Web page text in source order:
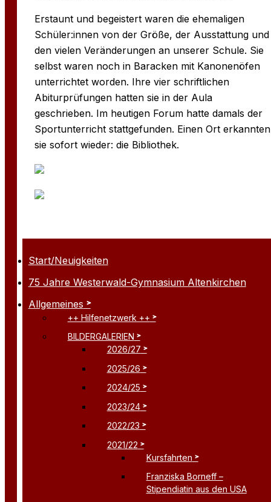
Start/Neuigkeiten
75 Jahre Westerwald-Gymnasium Altenkirchen
Allgemeines
++ Hilfenetzwerk ++
BILDERGALERIEN
2026/27
2025/26
2024/25
2023/24
2022/23
2021/22
Kursfahrten
Franziska Borneff –
Stipendiatin aus den USA
Erstaunt und begeistert waren die ehemaligen
Schüler:innen von der Größe, der Ausstattung und
den vielen Veränderungen an unserer Schule. Sie
selbst waren noch in Baracken mit Kanonenöfen
unterrichtet worden. Ihre vier schriftlichen
Abiturprüfungen hatten sie in der Aula
geschrieben. Im heutigen Forum hatte damals der
Sportunterricht stattgefunden. Einen Ort erkannten
sie sofort wieder: die Bibliothek.